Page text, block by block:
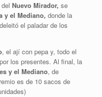
Nuevo Mirador, se
y el Mediano, donde la
el paladar de los
, el ají con pepa y, todo el
los presentes. Al final, la
y el Mediano, de
es de 10 sacos de